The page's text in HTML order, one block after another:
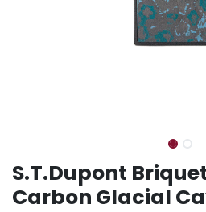
S.T.Dupont
Carbon Glacial